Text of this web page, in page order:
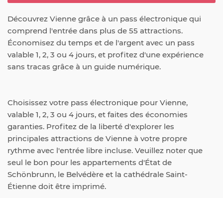
Découvrez Vienne grâce à un pass électronique qui
comprend l'entrée dans plus de 55 attractions.
Économisez du temps et de l'argent avec un pass
valable 1, 2, 3 ou 4 jours, et profitez d'une expérience
sans tracas grâce à un guide numérique.
Choisissez votre pass électronique pour Vienne,
valable 1, 2, 3 ou 4 jours, et faites des économies
garanties. Profitez de la liberté d'explorer les
principales attractions de Vienne à votre propre
rythme avec l'entrée libre incluse. Veuillez noter que
seul le bon pour les appartements d'État de
Schönbrunn, le Belvédère et la cathédrale Saint-
Étienne doit être imprimé.